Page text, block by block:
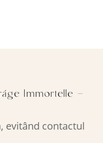
Immortelle –
evitând contactul